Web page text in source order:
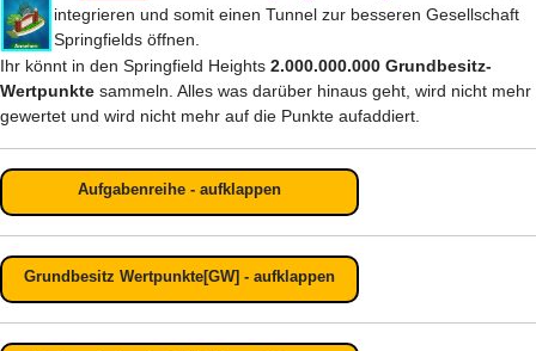
integrieren und somit einen Tunnel zur besseren Gesellschaft
Springfields öffnen.
Ihr könnt in den Springfield Heights 2.000.000.000 Grundbesitz-
Wertpunkte sammeln. Alles was darüber hinaus geht, wird nicht mehr
gewertet und wird nicht mehr auf die Punkte aufaddiert.
Aufgabenreihe - aufklappen
Grundbesitz Wertpunkte[GW] - aufklappen